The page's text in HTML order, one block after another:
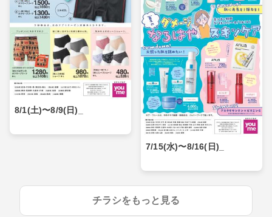
8/1(土)〜8/9(日)_
7/15(水)〜8/16(日)_
チラシをもっと見る